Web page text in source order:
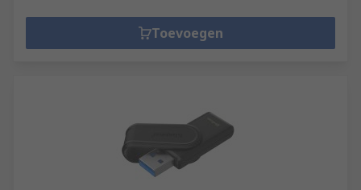
Toevoegen